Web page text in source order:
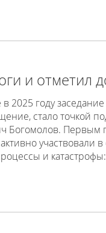
и отметил
2025 году
стало точкой
Богомолов.
участвовали
и катастрофы: